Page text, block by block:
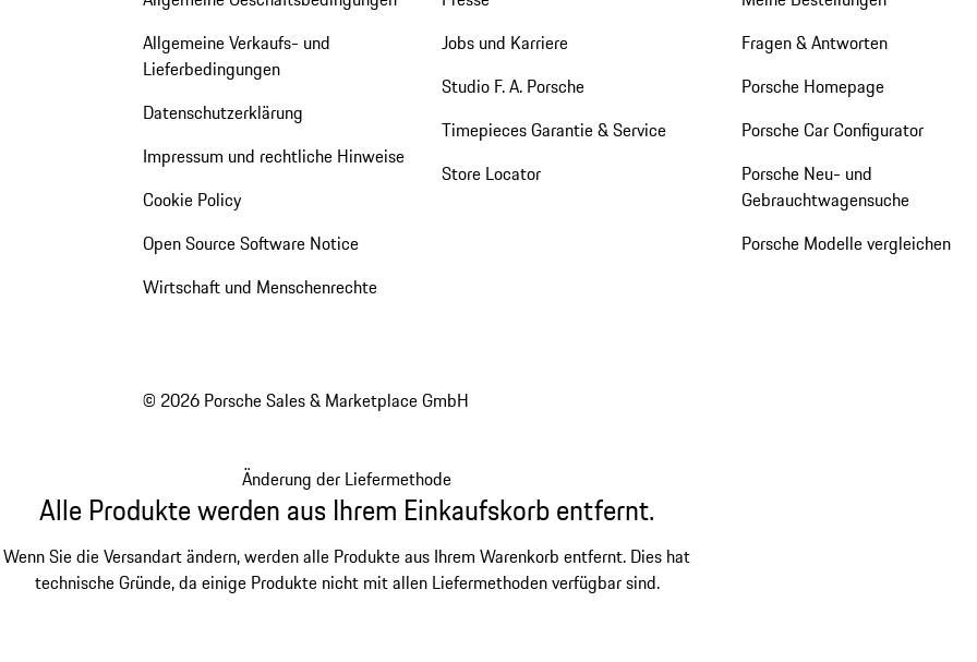
Allgemeine Verkaufs- und
Lieferbedingungen
Datenschutzerklärung
Impressum und rechtliche Hinweise
Cookie Policy
Open Source Software Notice
Wirtschaft und Menschenrechte
Jobs und Karriere
Studio F. A. Porsche
Timepieces Garantie & Service
Store Locator
Fragen & Antworten
Porsche Homepage
Porsche Car Configurator
Porsche Neu- und
Gebrauchtwagensuche
Porsche Modelle vergleichen
© 2026 Porsche Sales & Marketplace GmbH
Änderung der Liefermethode
Alle Produkte werden aus Ihrem Einkaufskorb entfernt.
Wenn Sie die Versandart ändern, werden alle Produkte aus Ihrem Warenkorb entfernt. Dies hat
technische Gründe, da einige Produkte nicht mit allen Liefermethoden verfügbar sind.